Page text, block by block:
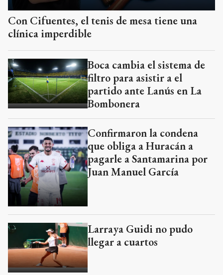
Con Cifuentes, el tenis de mesa tiene una
clínica imperdible
Boca cambia el sistema de
filtro para asistir a el
partido ante Lanús en La
Bombonera
Confirmaron la condena
que obliga a Huracán a
pagarle a Santamarina por
Juan Manuel García
Larraya Guidi no pudo
llegar a cuartos